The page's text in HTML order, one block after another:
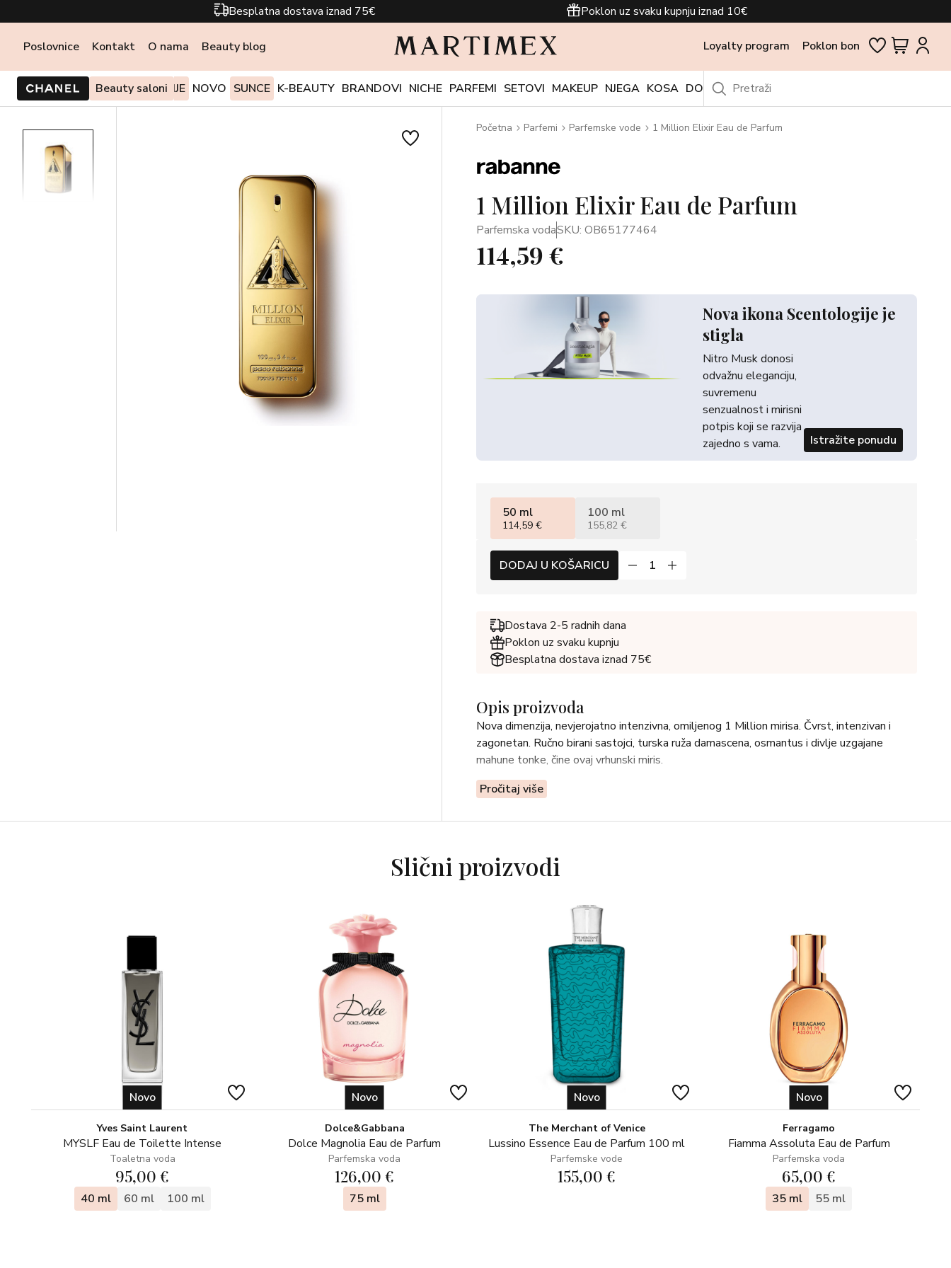
Besplatna dostava iznad 75€ Poklon uz svaku kupnju iznad 10€
Poslovnice Kontakt O nama Beauty blog Loyalty program Poklon bon
Beauty saloni
PONUDE I AKCIJE NOVO SUNCE K-BEAUTY BRANDOVI NICHE PARFEMI SETOVI MAKEUP NJEGA KOSA DODACI OUTLET
Početna Parfemi Parfemske vode 1 Million Elixir Eau de Parfum
1 Million Elixir Eau de Parfum
Parfemska vodaSKU: OB65177464
114,59 €
Nova ikona Scentologije je
stigla
Nitro Musk donosi
odvažnu eleganciju,
suvremenu
senzualnost i mirisni
potpis koji se razvija
zajedno s vama.
Istražite ponudu
50 ml
114,59 €
100 ml
155,82 €
DODAJ U KOŠARICU
Dostava 2-5 radnih dana
Poklon uz svaku kupnju
Besplatna dostava iznad 75€
Opis proizvoda
Nova dimenzija, nevjerojatno intenzivna, omiljenog 1 Million mirisa. Čvrst, intenzivan i
zagonetan. Ručno birani sastojci, turska ruža damascena, osmantus i divlje uzgajane
mahune tonke, čine ovaj vrhunski miris.
Pročitaj više
Slični proizvodi
Novo
Yves Saint Laurent
MYSLF Eau de Toilette Intense
Toaletna voda
95,00 €
40 ml 60 ml 100 ml
Novo
Dolce&Gabbana
Dolce Magnolia Eau de Parfum
Parfemska voda
126,00 €
75 ml
Novo
The Merchant of Venice
Lussino Essence Eau de Parfum 100 ml
Parfemske vode
155,00 €
Novo
Ferragamo
Fiamma Assoluta Eau de Parfum
Parfemska voda
65,00 €
35 ml 55 ml